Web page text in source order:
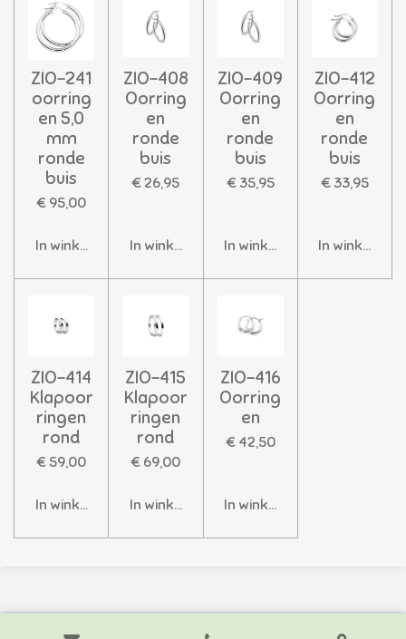
ZIO-241
oorring
en 5,0
mm
ronde
buis
€ 95,00
In winkelwagen
ZIO-408
Oorring
en
ronde
buis
€ 26,95
In winkelwagen
ZIO-409
Oorring
en
ronde
buis
€ 35,95
In winkelwagen
ZIO-412
Oorring
en
ronde
buis
€ 33,95
In
ZIO-414
Klapoor
ringen
rond
€ 59,00
In winkelwagen
ZIO-415
Klapoor
ringen
rond
€ 69,00
In winkelwagen
ZIO-416
Oorring
en
€ 42,50
In winkelwagen